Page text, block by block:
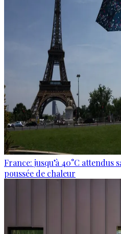
France: jusqu’à 40°C attendus
poussée de chaleur